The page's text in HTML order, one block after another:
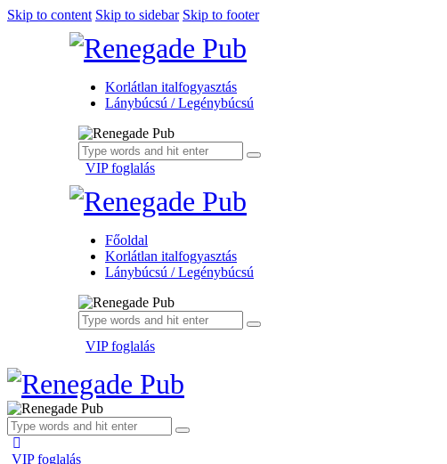
Skip to content Skip to sidebar Skip to footer
Korlátlan italfogyasztás
Lánybúcsú / Legénybúcsú
VIP foglalás
Főoldal
Korlátlan italfogyasztás
Lánybúcsú / Legénybúcsú
VIP foglalás
VIP foglalás